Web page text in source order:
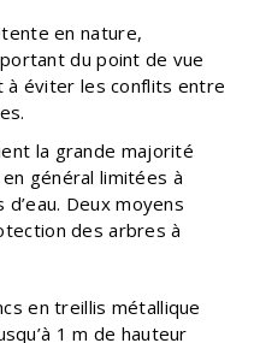
en nature,
du point de vue
à éviter les conflits entre
la grande majorité
général limitées à
Deux moyens
des arbres à
en treillis métallique
1 m de hauteur